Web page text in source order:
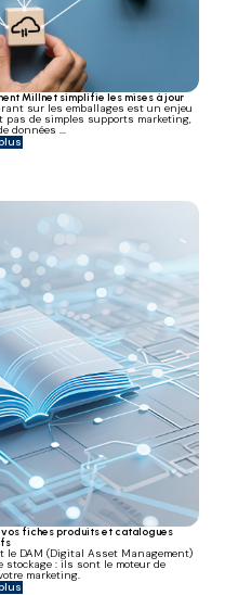
Millnet simplifie les mises à jour
sur les emballages est un enjeu
pas de simples supports marketing,
données ...
vos fiches produits et catalogues
le DAM (Digital Asset Management)
: ils sont le moteur de
marketing.